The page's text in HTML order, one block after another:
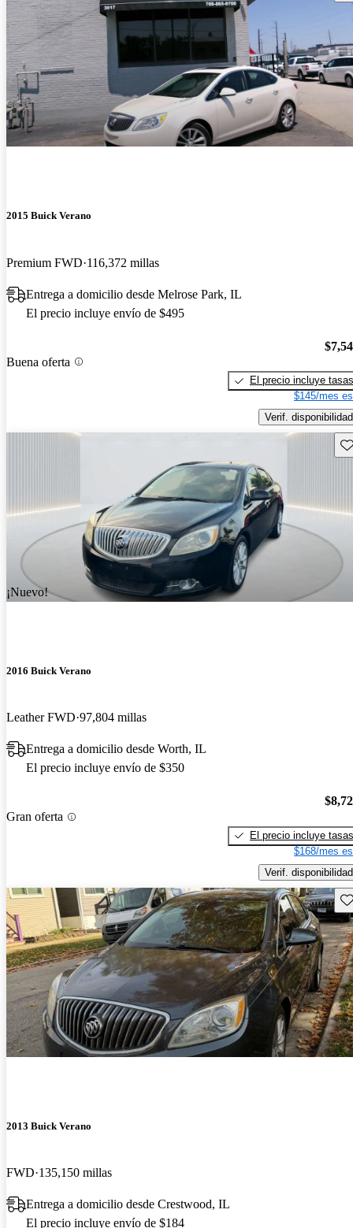
2015 Buick Verano
Premium FWD 116,372 millas
Entrega a domicilio desde Melrose Park, IL
El precio incluye envío de $495
Buena oferta
El precio incluye tasas
$145/mes
Verif. disponibilidad
¡Nuevo!
2016 Buick Verano
Leather FWD 97,804 millas
Entrega a domicilio desde Worth, IL
El precio incluye envío de $350
Gran oferta
El precio incluye tasas
$168/mes
Verif. disponibilidad
2013 Buick Verano
FWD 135,150 millas
Entrega a domicilio desde Crestwood, IL
El precio incluye envío de $184